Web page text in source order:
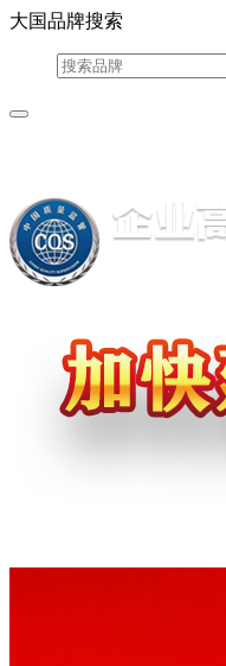
大国品牌搜索